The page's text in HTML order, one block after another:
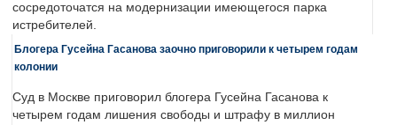
сосредоточатся на модернизации имеющегося парка
истребителей.
Блогера Гусейна Гасанова заочно приговорили к четырем годам
колонии
Суд в Москве приговорил блогера Гусейна Гасанова к
четырем годам лишения свободы и штрафу в миллион